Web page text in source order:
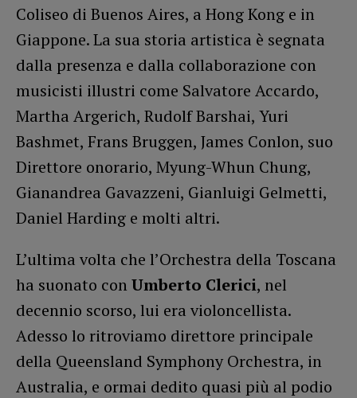
Coliseo di Buenos Aires, a Hong Kong e in
Giappone. La sua storia artistica è segnata
dalla presenza e dalla collaborazione con
musicisti illustri come Salvatore Accardo,
Martha Argerich, Rudolf Barshai, Yuri
Bashmet, Frans Bruggen, James Conlon, suo
Direttore onorario, Myung-Whun Chung,
Gianandrea Gavazzeni, Gianluigi Gelmetti,
Daniel Harding e molti altri.
L’ultima volta che l’Orchestra della Toscana
ha suonato conUmberto Clerici, nel
decennio scorso, lui era violoncellista.
Adesso lo ritroviamo direttore principale
della Queensland Symphony Orchestra, in
Australia, e ormai dedito quasi più al podio